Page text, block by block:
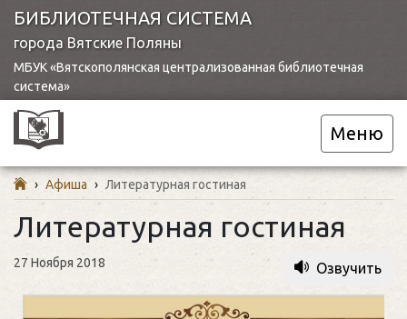
БИБЛИОТЕЧНАЯ СИСТЕМА
города Вятские Поляны
МБУК «Вятскополянская централизованная библиотечная
система»
Меню
› Афиша › Литературная гостиная
Литературная гостиная
27 Ноября 2018 Озвучить